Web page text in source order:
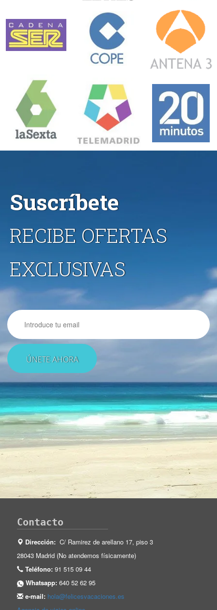
Suscríbete
RECIBE OFERTAS
EXCLUSIVAS
Email
Contacto
Dirección: C/ Ramirez de arellano 17, piso 3
28043 Madrid (No atendemos físicamente)
Teléfono: 91 515 09 44
Whatsapp: 640 52 62 95
e-mail: hola@felicesvacaciones.es